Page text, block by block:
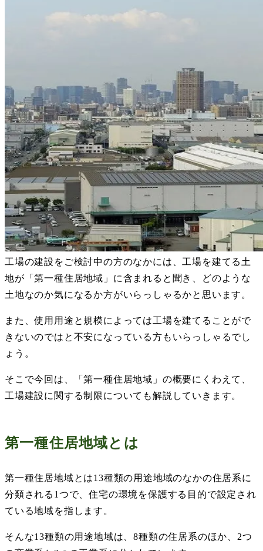
工場の建設をご検討中の方のなかには、工場を建てる土
地が「第一種住居地域」に含まれると聞き、どのような
土地なのか気になるか方がいらっしゃるかと思います。
また、使用用途と規模によっては工場を建てることがで
きないのではと不安になっている方もいらっしゃるでし
ょう。
そこで今回は、「第一種住居地域」の概要にくわえて、
工場建設に関する制限についても解説していきます。
第一種住居地域とは
第一種住居地域とは13種類の用途地域のなかの住居系に
分類される 1 つで、住宅の環境を保護する目的で設定され
ている地域を指します。
そんな13種類の用途地域は、8種類の住居系のほか、 2つ